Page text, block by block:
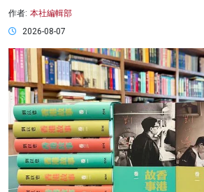
作者: 本社編輯部
2026-08-07